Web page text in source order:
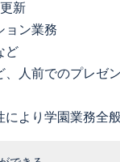
新
ョン業務
ど
人前でのプレゼ
より学園業務全